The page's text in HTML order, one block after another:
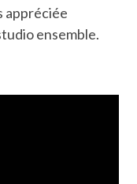
appréciée
ensemble.